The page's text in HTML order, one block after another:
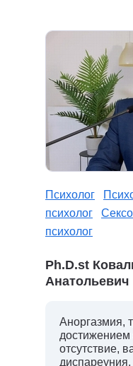
Психолог
психолог
психолог
Ph.D.st
Анатольевич
Аноргазмия,
достижением
отсутствие,
диспареуния,